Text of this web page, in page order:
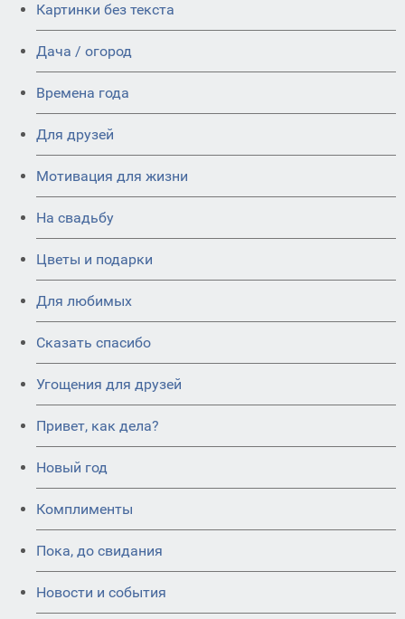
Картинки без текста
Дача / огород
Времена года
Для друзей
Мотивация для жизни
На свадьбу
Цветы и подарки
Для любимых
Сказать спасибо
Угощения для друзей
Привет, как дела?
Новый год
Комплименты
Пока, до свидания
Новости и события